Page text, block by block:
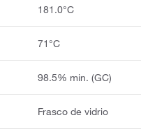
181.0°C
71°C
98.5% min. (GC)
Frasco de vidrio